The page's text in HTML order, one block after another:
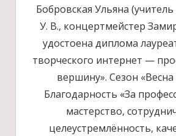
Бобровская Ульяна
У. В., концертмейстер
удостоена диплома
творческого интернет —
вершину». Сезон
Благодарность «За
мастерство,
целеустремлённость,